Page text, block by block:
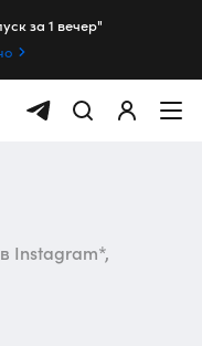
за 1 вечер"
Instagram*,